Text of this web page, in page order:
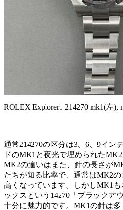
ROLEX Explorer1 214270 mk1(左),
通常214270の区分は3、6、9イン
ドのMK1と夜光で埋められた
MK2の違いはまた、針の長さが
たちが知る比率で、通常はMK2
高くなっています。しかしMK1
ックスという14270「ブラックア
十分に魅力的です。MK1の針は